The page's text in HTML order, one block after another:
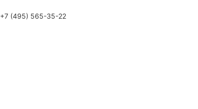
+7 (495) 565-35-22